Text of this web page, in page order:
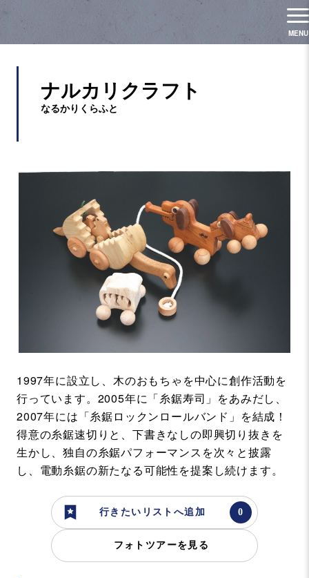
ナルカリクラフト
1997年に設立し、木のおもちゃを中心に創作活動を
行っています。2005年に「糸鋸寿司」をあみだし、
2007年には「糸鋸ロックンロールバンド」を結成！
得意の糸鋸速切りと、下書きなしの即興切り抜きを
生かし、独自の糸鋸パフォーマンスを次々と披露
し、電動糸鋸の新たなる可能性を提案し続けます。
行きたいリストへ追加
フォトツアーを見る